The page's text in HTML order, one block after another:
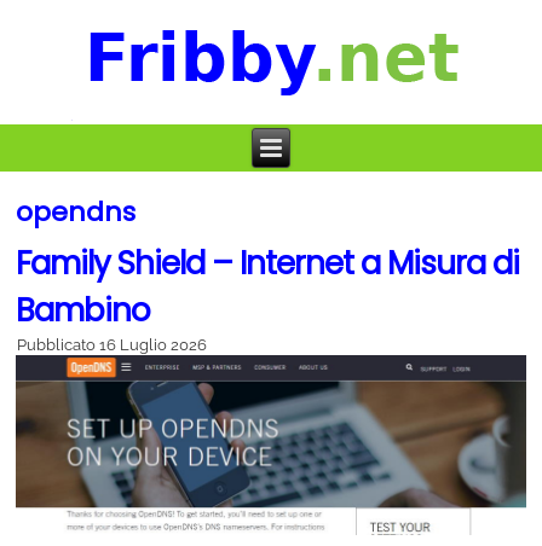
opendns
Family Shield – Internet a Misura di
Bambino
Pubblicato 16 Luglio 2026